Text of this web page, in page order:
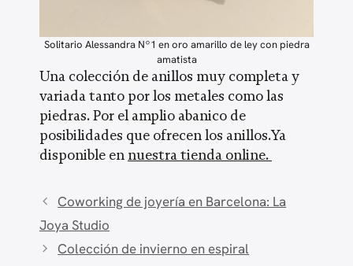
Solitario Alessandra Nº1 en oro amarillo de ley con piedra
amatista
Una colección de anillos muy completa y
variada tanto por los metales como las
piedras. Por el amplio abanico de
posibilidades que ofrecen los anillos.Ya
disponible en nuestra tienda online.
Coworking de joyería en Barcelona: La
Joya Studio
Colección de invierno en espiral